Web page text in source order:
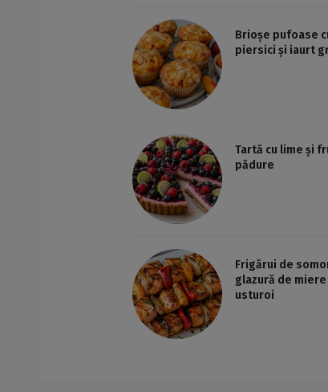
Brioșe pufoase
piersici și iaurt
Tartă cu lime și
pădure
Frigărui de
glazură de miere
usturoi